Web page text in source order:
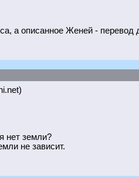
а описанное Женей -
нет земли?
не зависит.